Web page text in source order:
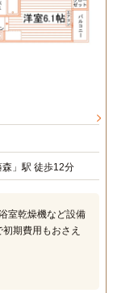
」駅 徒歩12分
室乾燥機など設備
期費用もおさえ